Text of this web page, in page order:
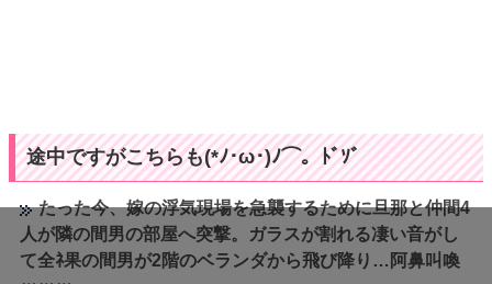
途中ですがこちらも(*ﾉ･ω･)ﾉ⌒。ﾄﾞｿﾞ
たった今、嫁の浮気現場を急襲するために旦那と仲間4
人が隣の間男の部屋へ突撃。ガラスが割れる凄い音がし
て全ﾈ果の間男が2階のベランダから飛び降り…阿鼻叫喚